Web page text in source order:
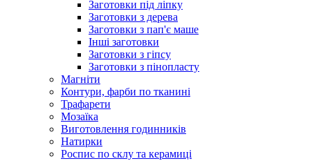
Заготовки під ліпку
Заготовки з дерева
Заготовки з пап'є маше
Інші заготовки
Заготовки з гіпсу
Заготовки з пінопласту
Магніти
Контури, фарби по тканині
Трафарети
Мозаїка
Виготовлення годинників
Натирки
Роспис по склу та керамиці